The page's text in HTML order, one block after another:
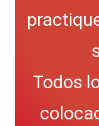
Todos